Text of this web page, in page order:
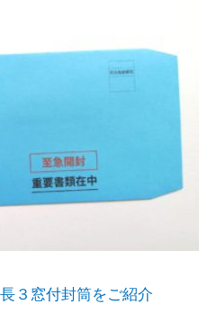
３窓付封筒をご紹介